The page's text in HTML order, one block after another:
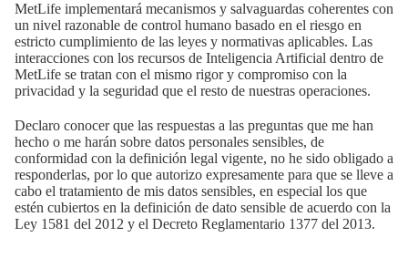
MetLife implementará mecanismos y salvaguardas coherentes con
un nivel razonable de control humano basado en el riesgo en
estricto cumplimiento de las leyes y normativas aplicables. Las
interacciones con los recursos de Inteligencia Artificial dentro de
MetLife se tratan con el mismo rigor y compromiso con la
privacidad y la seguridad que el resto de nuestras operaciones.
Declaro conocer que las respuestas a las preguntas que me han
hecho o me harán sobre datos personales sensibles, de
conformidad con la definición legal vigente, no he sido obligado a
responderlas, por lo que autorizo expresamente para que se lleve a
cabo el tratamiento de mis datos sensibles, en especial los que
estén cubiertos en la definición de dato sensible de acuerdo con la
Ley 1581 del 2012 y el Decreto Reglamentario 1377 del 2013.